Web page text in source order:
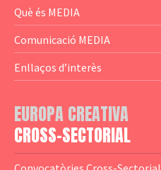
— Audience Cluster
— Altres
Què és MEDIA
— El subprograma MEDIA
— Agència Executiva
— Logotips
Comunicació MEDIA
— Estrenes a Catalunya
— Notícies
— Publicacions
Enllaços d’interès
EUROPA CREATIVA
CROSS-SECTORIAL